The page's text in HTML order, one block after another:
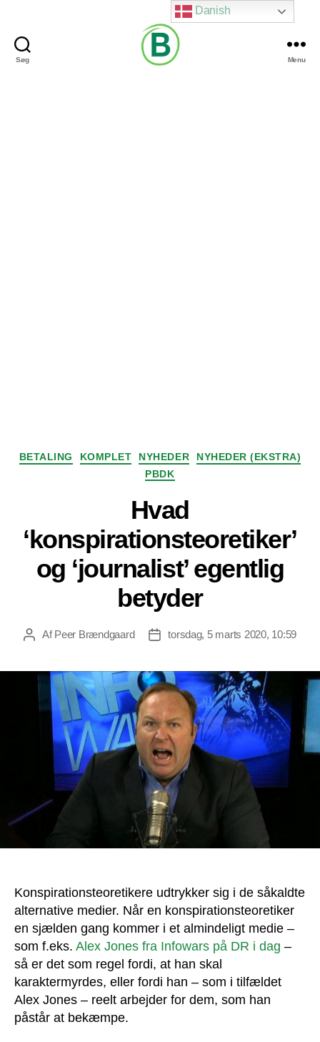
Søg Menu
Kategorier
BETALING KOMPLET NYHEDER
NYHEDER (EKSTRA)
PBDK
Hvad
‘konspirationsteoretiker’
og ‘journalist’ egentlig
betyder
Indlægsforfatter
AfPeer Brændgaard Indlægsdato
torsdag, 5 marts 2020, 10:59
Konspirationsteoretikere udtrykker sig i de såkaldte
alternative medier. Når en konspirationsteoretiker
en sjælden gang kommer i et almindeligt medie –
som f.eks. Alex Jones fra Infowars på DR i dag –
så er det som regel fordi, at han skal
karaktermyrdes, eller fordi han – som i tilfældet
Alex Jones – reelt arbejder for dem, som han
påstår at bekæmpe.
Danish